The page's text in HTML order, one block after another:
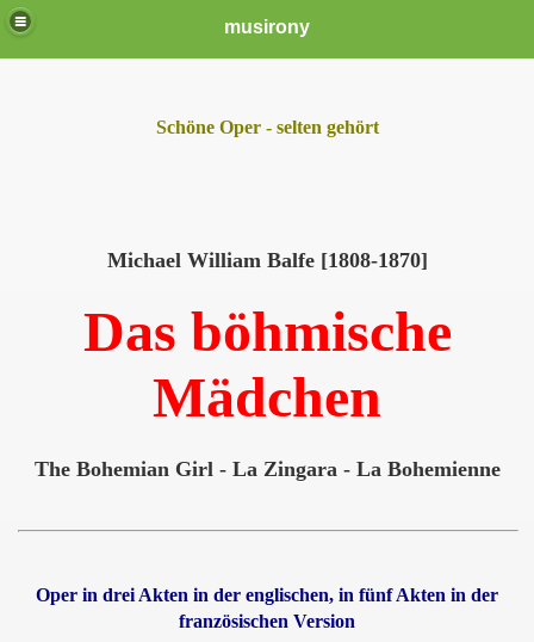
musirony
Schöne Oper - selten gehört
Michael William Balfe [1808-1870]
Das böhmische
Mädchen
The Bohemian Girl - La Zingara - La Bohemienne
Oper in drei Akten in der englischen, in fünf Akten in der
französischen Version